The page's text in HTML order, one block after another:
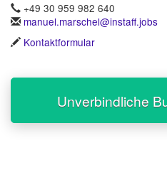
+49 30 959 982 640
manuel.marschel@instaff.jobs
Kontaktformular
Unverbindliche